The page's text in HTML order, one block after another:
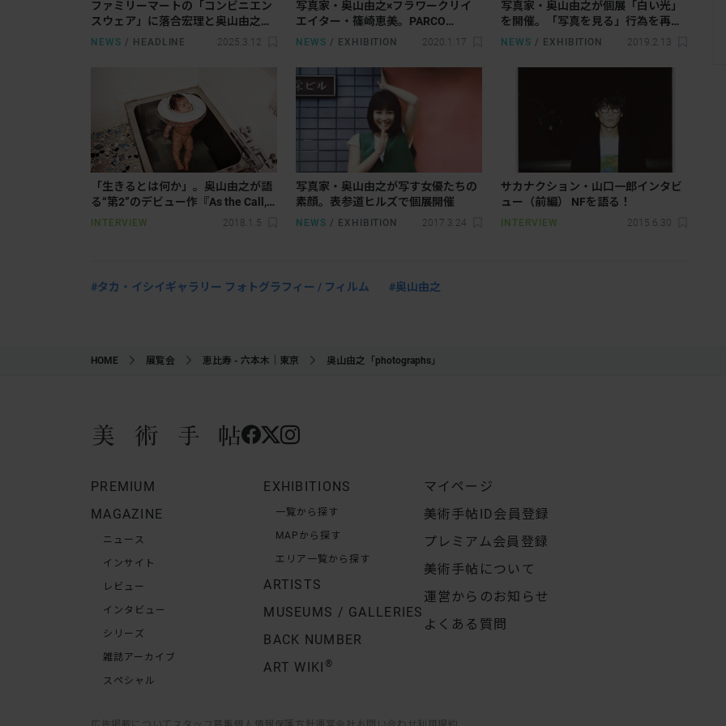
ファミリーマートの「コンビニエン
スウェア」に落合宏理と奥山由之の
コラボ商品が登場
NEWS / HEADLINE 2025.3.12
写真家・奥山由之×フラワークリイ
エイター・篠崎恵美。PARCO
MUSEUM TOKYOで「flowers」が開
NEWS / EXHIBITION 2020.1.17
写真家・奥山由之が個展「白い光」
を開催。「写真を見る」行為を再認
識する空間とは？
NEWS / EXHIBITION 2019.2.13
「生きるとは何か」。奥山由之が語
る“第2”のデビュー作『As the Call,
So the Echo』
INTERVIEW 2018.1.5
写真家・奥山由之が写す女優たちの
素顔。表参道ヒルズで個展開催
NEWS / EXHIBITION 2017.3.24
サカナクション・山口一郎インタビ
ュー（前編） NFを語る！
INTERVIEW 2015.6.30
#タカ・イシイギャラリー フォトグラフィー / フィルム #奥山由之
HOME 展覧会 恵比寿 - 六本木｜東京 奥山由之「photographs」
PREMIUM
MAGAZINE
ニュース
インサイト
レビュー
インタビュー
シリーズ
雑誌アーカイブ
スペシャル
EXHIBITIONS
一覧から探す
MAPから探す
エリア一覧から探す
ARTISTS
MUSEUMS / GALLERIES
BACK NUMBER
ART WIKI ®
マイページ
美術手帖ID会員登録
プレミアム会員登録
美術手帖について
運営からのお知らせ
よくある質問